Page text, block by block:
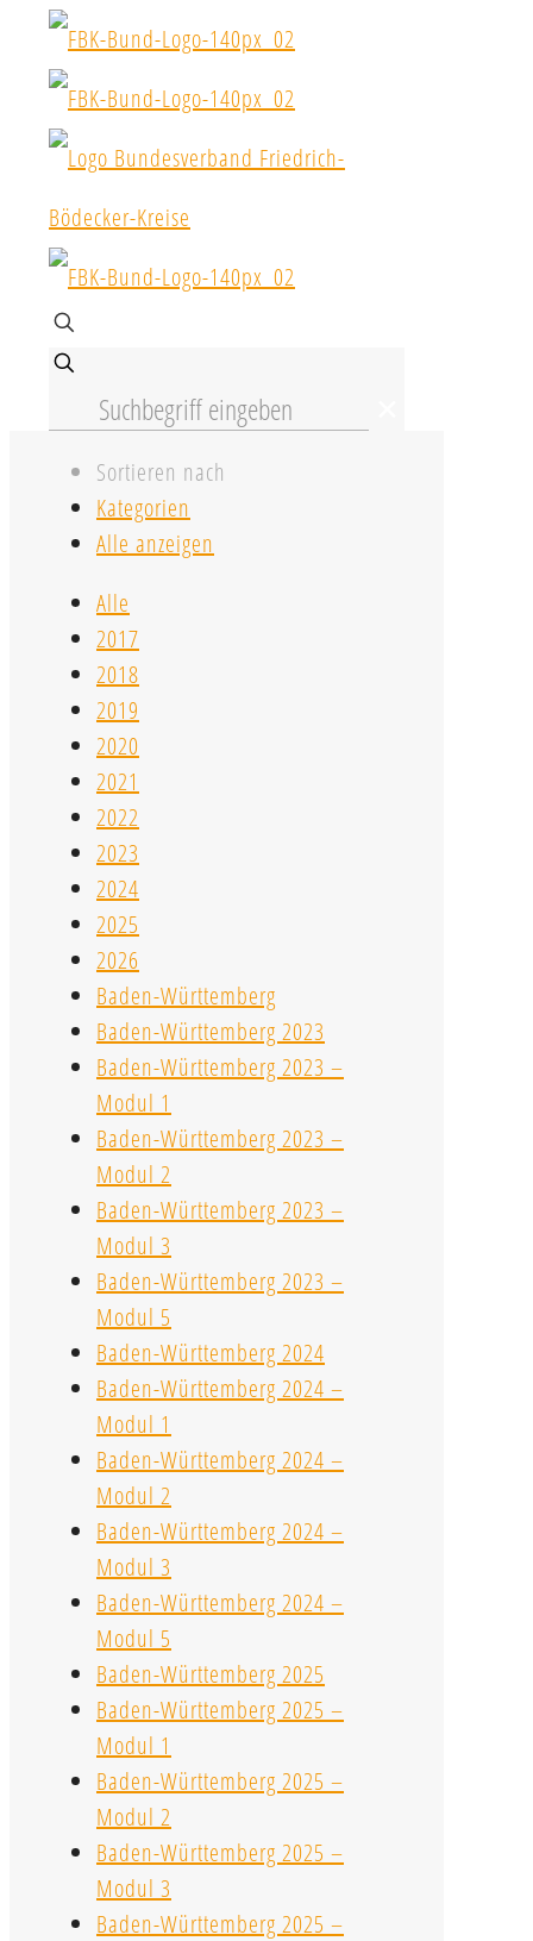
Sortieren nach
Kategorien
Alle anzeigen
Alle
2017
2018
2019
2020
2021
2022
2023
2024
2025
2026
Baden-Württemberg
Baden-Württemberg 2023
Baden-Württemberg 2023 –
Modul 1
Baden-Württemberg 2023 –
Modul 2
Baden-Württemberg 2023 –
Modul 3
Baden-Württemberg 2023 –
Modul 5
Baden-Württemberg 2024
Baden-Württemberg 2024 –
Modul 1
Baden-Württemberg 2024 –
Modul 2
Baden-Württemberg 2024 –
Modul 3
Baden-Württemberg 2024 –
Modul 5
Baden-Württemberg 2025
Baden-Württemberg 2025 –
Modul 1
Baden-Württemberg 2025 –
Modul 2
Baden-Württemberg 2025 –
Modul 3
Baden-Württemberg 2025 –